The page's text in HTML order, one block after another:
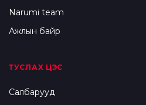
Narumi team
Ажлын байр
ТУСЛАХ ЦЭС
Салбарууд